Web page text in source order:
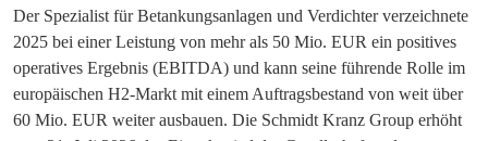
Der Spezialist für Betankungsanlagen und Verdichter verzeichnete
2025 bei einer Leistung von mehr als 50 Mio. EUR ein positives
operatives Ergebnis (EBITDA) und kann seine führende Rolle im
europäischen H2-Markt mit einem Auftragsbestand von weit über
60 Mio. EUR weiter ausbauen. Die Schmidt Kranz Group erhöht